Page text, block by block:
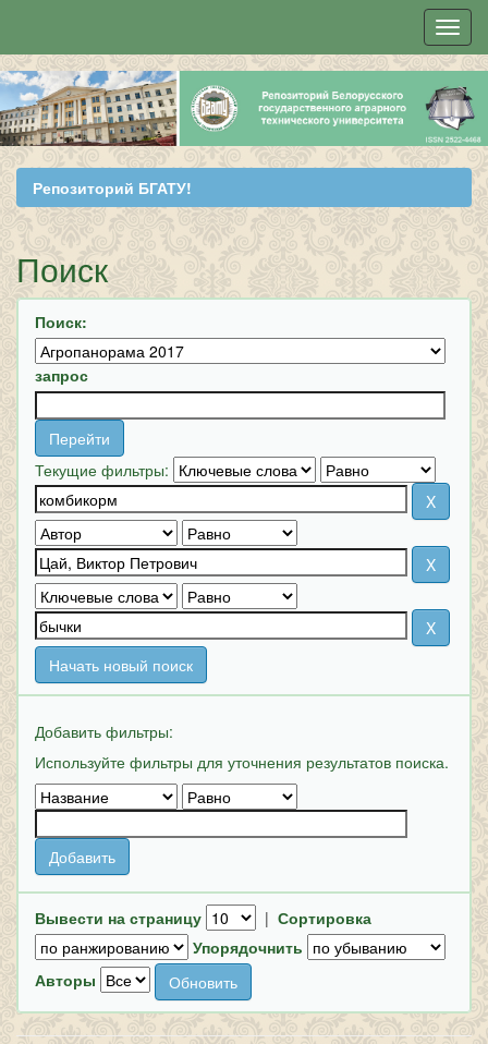
Skip
navigation
Репозиторий БГАТУ!
Поиск
Поиск:
запрос
Текущие фильтры:
Начать новый поиск
Добавить фильтры:
Используйте фильтры для уточнения результатов поиска.
Вывести на страницу | Сортировка
Упорядочнить
Авторы